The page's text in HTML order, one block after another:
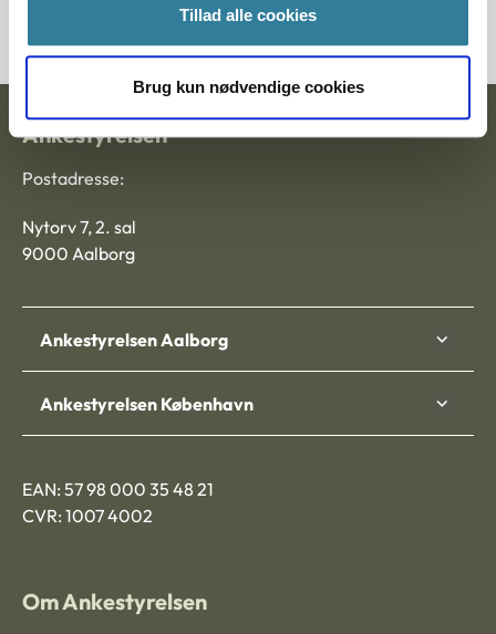
Tillad alle cookies
Brug kun nødvendige cookies
Ankestyrelsen
Postadresse:
Nytorv 7, 2. sal
9000 Aalborg
Ankestyrelsen Aalborg
Ankestyrelsen København
EAN: 57 98 000 35 48 21
CVR: 1007 4002
Om Ankestyrelsen